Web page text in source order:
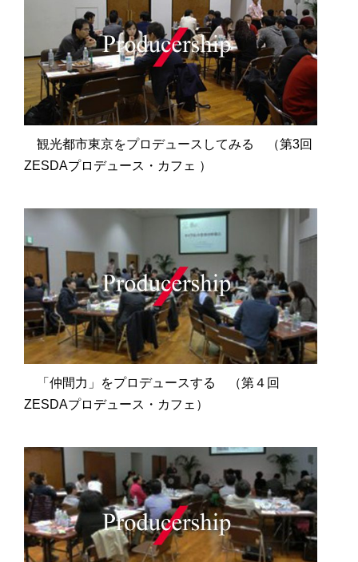
観光都市東京をプロデュースしてみる （第3回
ZESDAプロデュース・カフェ ）
「仲間力」をプロデュースする （第４回
ZESDAプロデュース・カフェ）